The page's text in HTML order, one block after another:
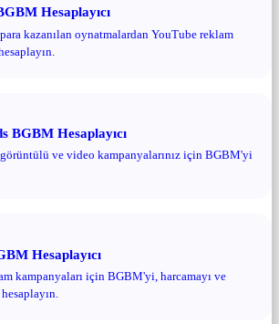
Hesaplayıcı
kazanılan oynatmalardan YouTube reklam
BGBM Hesaplayıcı
ve video kampanyalarınız için BGBM'yi
Hesaplayıcı
kampanyaları için BGBM'yi, harcamayı ve